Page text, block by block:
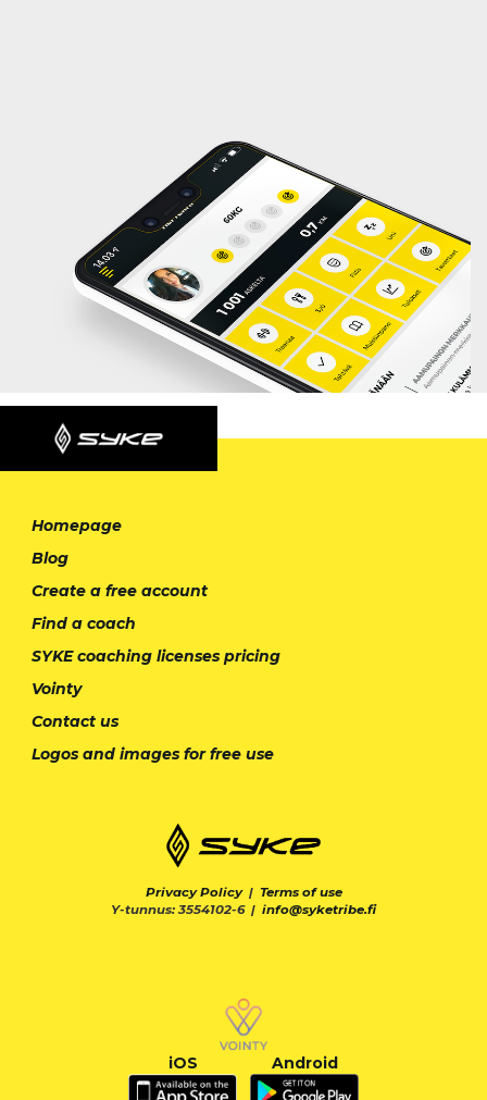
Homepage
Blog
Create a free account
Find a coach
SYKE coaching licenses pricing
Vointy
Contact us
Logos and images for free use
Privacy Policy| Terms of use
Y-tunnus: 3554102-6 | info@syketribe.fi
iOS Android